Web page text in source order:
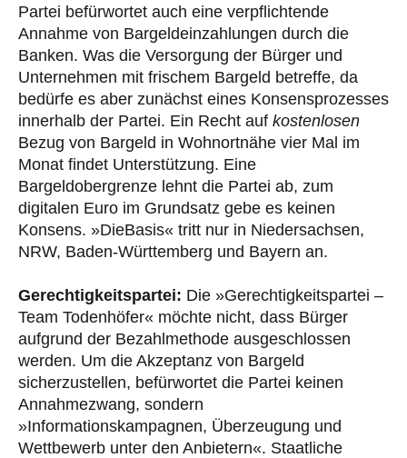
Partei befürwortet auch eine verpflichtende
Annahme von Bargeldeinzahlungen durch die
Banken. Was die Versorgung der Bürger und
Unternehmen mit frischem Bargeld betreffe, da
bedürfe es aber zunächst eines Konsensprozesses
innerhalb der Partei. Ein Recht auf kostenlosen
Bezug von Bargeld in Wohnortnähe vier Mal im
Monat findet Unterstützung. Eine
Bargeldobergrenze lehnt die Partei ab, zum
digitalen Euro im Grundsatz gebe es keinen
Konsens. »DieBasis« tritt nur in Niedersachsen,
NRW, Baden-Württemberg und Bayern an.
Gerechtigkeitspartei: Die »Gerechtigkeitspartei –
Team Todenhöfer« möchte nicht, dass Bürger
aufgrund der Bezahlmethode ausgeschlossen
werden. Um die Akzeptanz von Bargeld
sicherzustellen, befürwortet die Partei keinen
Annahmezwang, sondern
»Informationskampagnen, Überzeugung und
Wettbewerb unter den Anbietern«. Staatliche